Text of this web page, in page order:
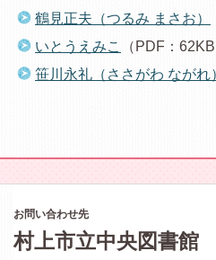
鶴見正夫（つるみ まさお）
いとうえみこ
（PDF：62KB
笹川永礼（ささがわ ながれ
お問い合わせ先
村上市立中央図書館